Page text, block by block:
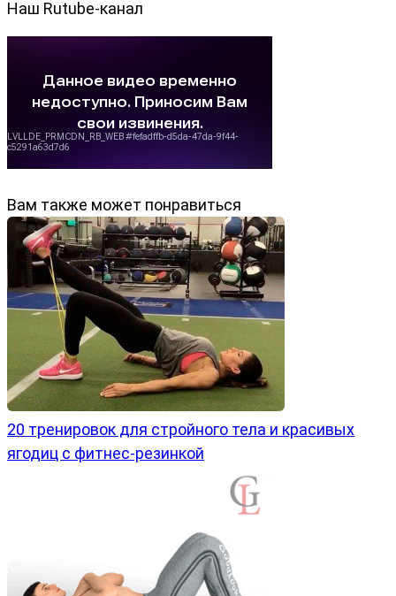
Наш Rutube-канал
Вам также может понравиться
20 тренировок для стройного тела и красивых
ягодиц с фитнес-резинкой